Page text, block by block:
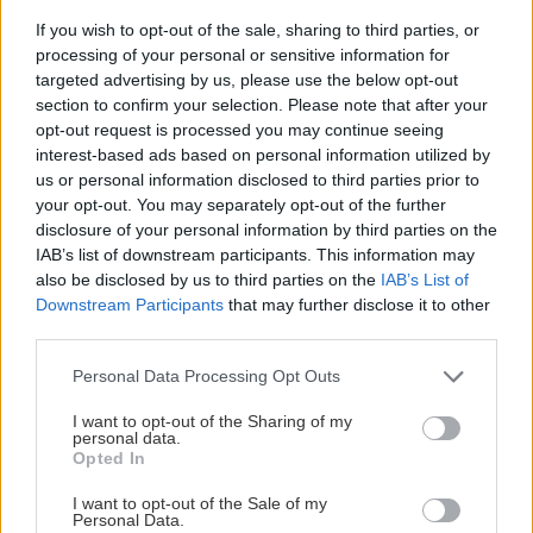
If you wish to opt-out of the sale, sharing to third parties, or
processing of your personal or sensitive information for
targeted advertising by us, please use the below opt-out
section to confirm your selection. Please note that after your
opt-out request is processed you may continue seeing
interest-based ads based on personal information utilized by
us or personal information disclosed to third parties prior to
your opt-out. You may separately opt-out of the further
disclosure of your personal information by third parties on the
IAB’s list of downstream participants. This information may
also be disclosed by us to third parties on the IAB’s List of
Downstream Participants that may further disclose it to other
Please note that this website/app uses one or more Google
not limited to your visit or usage behaviour. You may click to
grant or deny consent to Google and its third-party tags to
use your data for below specified purposes in below Google
consent section.
Personal Data Processing Opt Outs
I want to opt-out of the Sharing of my
personal data.
Opted In
I want to opt-out of the Sale of my
Personal Data.
Záhradný domček na náradie plechový, zelený
Riverton, rozmer: 1 903 × 1 102 mm bez presahu